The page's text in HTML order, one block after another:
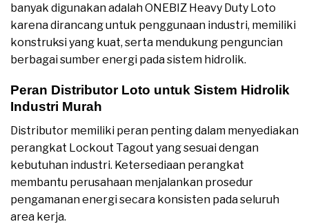
banyak digunakan adalah ONEBIZ Heavy Duty Loto
karena dirancang untuk penggunaan industri, memiliki
konstruksi yang kuat, serta mendukung penguncian
berbagai sumber energi pada sistem hidrolik.
Peran Distributor Loto untuk Sistem Hidrolik
Industri Murah
Distributor memiliki peran penting dalam menyediakan
perangkat Lockout Tagout yang sesuai dengan
kebutuhan industri. Ketersediaan perangkat
membantu perusahaan menjalankan prosedur
pengamanan energi secara konsisten pada seluruh
area kerja.